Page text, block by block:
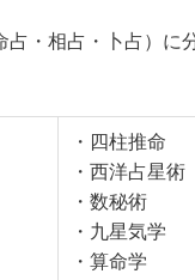
占・相占・卜占）に
・四柱推命
・西洋占星術
・数秘術
・九星気学
・算命学